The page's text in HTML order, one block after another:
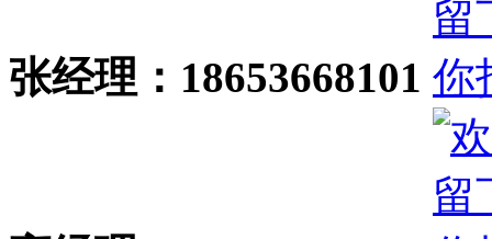
张经理：18653668101